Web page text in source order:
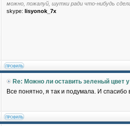
можно, пожалуй, шутки ради что-нибудь
skype: lisyonok_7x
Re: Можно ли оставить зеленый цвет
Все понятно, я так и подумала. И спасибо